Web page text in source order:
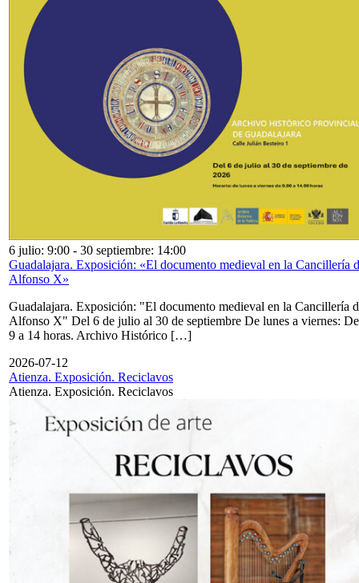
6 julio: 9:00 - 30 septiembre: 14:00
Guadalajara. Exposición: «El documento medieval en la Cancillería
Alfonso X»
Guadalajara. Exposición: "El documento medieval en la Cancillería
Alfonso X" Del 6 de julio al 30 de septiembre De lunes a viernes: De
9 a 14 horas. Archivo Histórico […]
2026-07-12
Atienza. Exposición. Reciclavos
Atienza. Exposición. Reciclavos